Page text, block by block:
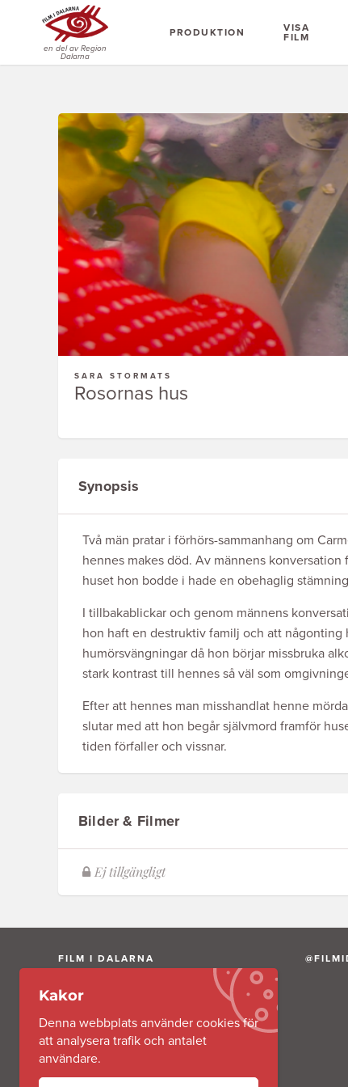
en del av Region
Dalarna
PRODUKTION
VISA
FILM
SARA STORMATS
Rosornas hus
Synopsis
Två män pratar i förhörs-sammanhang om
hennes makes död. Av männens
huset hon bodde i hade en obehaglig
I tillbakablickar och genom männens
hon haft en destruktiv familj och att någonting
humörsvängningar då hon börjar missbruka
stark kontrast till hennes så väl som
Efter att hennes man misshandlat henne
slutar med att hon begår självmord framför
tiden förfaller och vissnar.
Bilder & Filmer
FILM I DALARNA
Film i Dalarna AB är ett av Region Dalarna
Kakor
Denna webbplats använder cookies för
att analysera trafik och antalet
användare.